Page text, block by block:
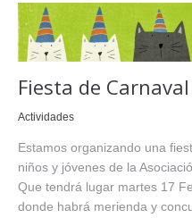
Fiesta de Carnaval
Actividades
Estamos organizando una
niños y jóvenes de la
Que tendrá lugar martes 17
donde habrá merienda y